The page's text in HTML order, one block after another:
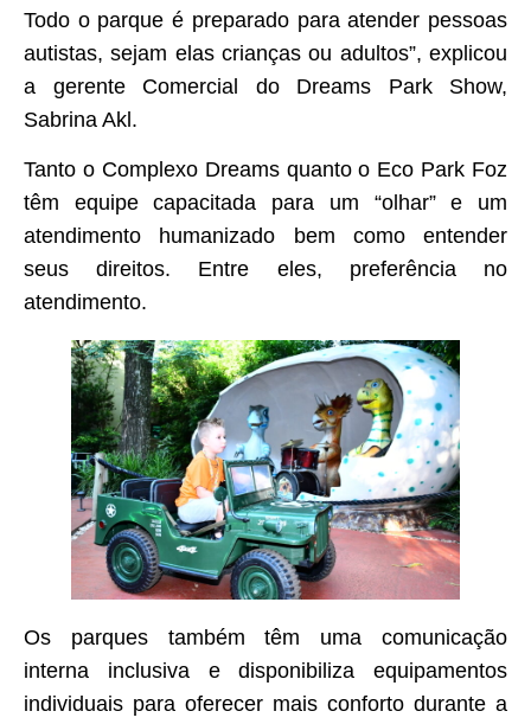
Todo o parque é preparado para atender pessoas
autistas, sejam elas crianças ou adultos”, explicou
a gerente Comercial do Dreams Park Show,
Sabrina Akl.
Tanto o Complexo Dreams quanto o Eco Park Foz
têm equipe capacitada para um “olhar” e um
atendimento humanizado bem como entender
seus direitos. Entre eles, preferência no
atendimento.
Os parques também têm uma comunicação
interna inclusiva e disponibiliza equipamentos
individuais para oferecer mais conforto durante a